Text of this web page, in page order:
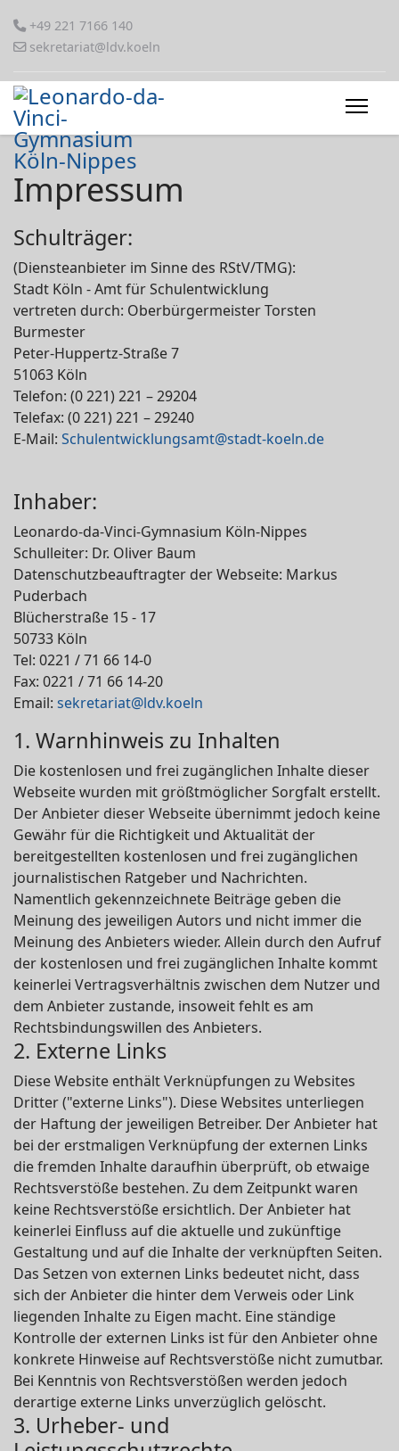
+49 221 7166 140
sekretariat@ldv.koeln
Impressum
Schulträger:
(Diensteanbieter im Sinne des RStV/TMG):
Stadt Köln - Amt für Schulentwicklung
vertreten durch: Oberbürgermeister Torsten
Burmester
Peter-Huppertz-Straße 7
51063 Köln
Telefon: (0 221) 221 – 29204
Telefax: (0 221) 221 – 29240
E-Mail: Schulentwicklungsamt@stadt-koeln.de
Inhaber:
Leonardo-da-Vinci-Gymnasium Köln-Nippes
Schulleiter: Dr. Oliver Baum
Datenschutzbeauftragter der Webseite: Markus
Puderbach
Blücherstraße 15 - 17
50733 Köln
Tel: 0221 / 71 66 14-0
Fax: 0221 / 71 66 14-20
Email: sekretariat@ldv.koeln
1. Warnhinweis zu Inhalten
Die kostenlosen und frei zugänglichen Inhalte dieser
Webseite wurden mit größtmöglicher Sorgfalt erstellt.
Der Anbieter dieser Webseite übernimmt jedoch keine
Gewähr für die Richtigkeit und Aktualität der
bereitgestellten kostenlosen und frei zugänglichen
journalistischen Ratgeber und Nachrichten.
Namentlich gekennzeichnete Beiträge geben die
Meinung des jeweiligen Autors und nicht immer die
Meinung des Anbieters wieder. Allein durch den Aufruf
der kostenlosen und frei zugänglichen Inhalte kommt
keinerlei Vertragsverhältnis zwischen dem Nutzer und
dem Anbieter zustande, insoweit fehlt es am
Rechtsbindungswillen des Anbieters.
2. Externe Links
Diese Website enthält Verknüpfungen zu Websites
Dritter ("externe Links"). Diese Websites unterliegen
der Haftung der jeweiligen Betreiber. Der Anbieter hat
bei der erstmaligen Verknüpfung der externen Links
die fremden Inhalte daraufhin überprüft, ob etwaige
Rechtsverstöße bestehen. Zu dem Zeitpunkt waren
keine Rechtsverstöße ersichtlich. Der Anbieter hat
keinerlei Einfluss auf die aktuelle und zukünftige
Gestaltung und auf die Inhalte der verknüpften Seiten.
Das Setzen von externen Links bedeutet nicht, dass
sich der Anbieter die hinter dem Verweis oder Link
liegenden Inhalte zu Eigen macht. Eine ständige
Kontrolle der externen Links ist für den Anbieter ohne
konkrete Hinweise auf Rechtsverstöße nicht zumutbar.
Bei Kenntnis von Rechtsverstößen werden jedoch
derartige externe Links unverzüglich gelöscht.
3. Urheber- und